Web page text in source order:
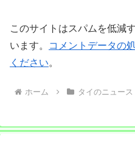
このサイトはスパムを低減
います。
コメントデータの
ください。
ホーム タイのニュース